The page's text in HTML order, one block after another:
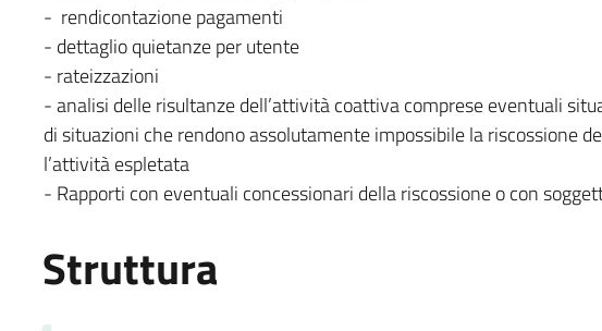
- rendicontazione pagamenti
- dettaglio quietanze per utente
- rateizzazioni
- analisi delle risultanze dell’attività coattiva comprese eventuali
di situazioni che rendono assolutamente impossibile la riscossione
l’attività espletata
- Rapporti con eventuali concessionari della riscossione o con
Struttura